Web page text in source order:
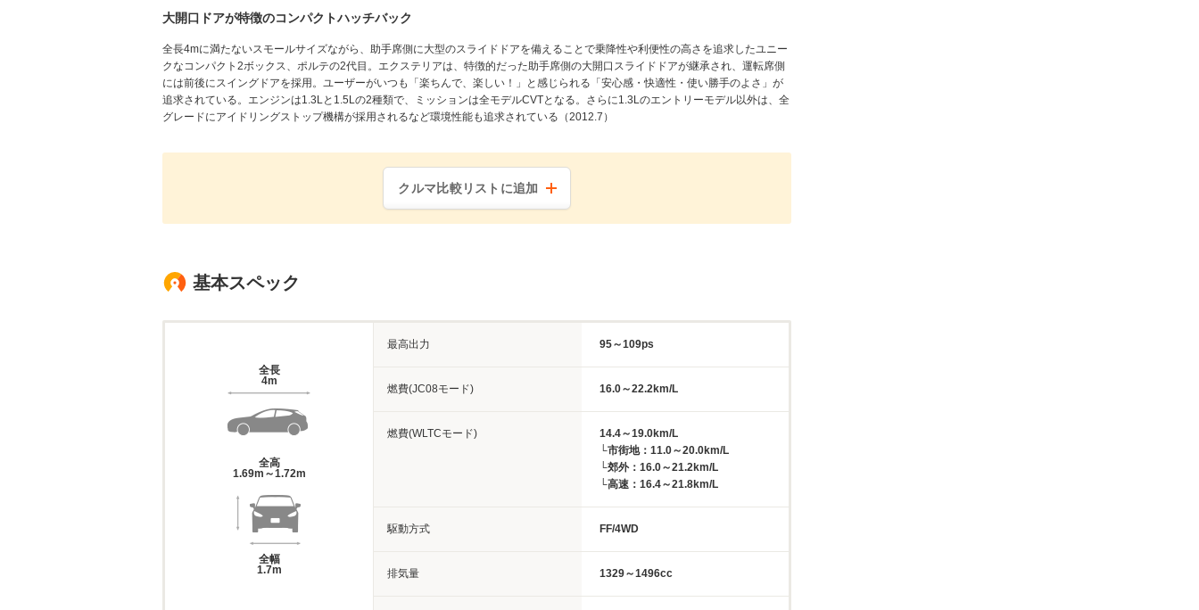
大開口ドアが特徴のコンパクトハッチバック
全長4mに満たないスモールサイズながら、助手席側に大型のスライドドアを備えることで乗降性や利便性の高さを追求したユニー
クなコンパクト2ボックス、ポルテの2代目。エクステリアは、特徴的だった助手席側の大開口スライドドアが継承され、運転席側
には前後にスイングドアを採用。ユーザーがいつも「楽ちんで、楽しい！」と感じられる「安心感・快適性・使い勝手のよさ」が
追求されている。エンジンは1.3Lと1.5Lの2種類で、ミッションは全モデルCVTとなる。さらに1.3Lのエントリーモデル以外は、全
グレードにアイドリングストップ機構が採用されるなど環境性能も追求されている（2012.7）
クルマ比較リストに追加
基本スペック
全長
4m
全高
1.69m～1.72m
全幅
1.7m
最高出力 95～109ps
燃費(JC08モード) 16.0～22.2km/L
燃費(WLTCモード)
14.4～19.0km/L
└市街地：11.0～20.0km/L
└郊外：16.0～21.2km/L
└高速：16.4～21.8km/L
駆動方式 FF/4WD
排気量 1329～1496cc